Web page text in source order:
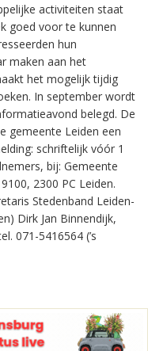
activiteiten staat
goed voor te kunnen
hun
maken aan het
het mogelijk tijdig
In september wordt
belegd. De
gemeente Leiden een
schriftelijk vóór 1
bij: Gemeente
2300 PC Leiden.
Stedenband Leiden-
Dirk Jan Binnendijk,
071-5416564 (’s